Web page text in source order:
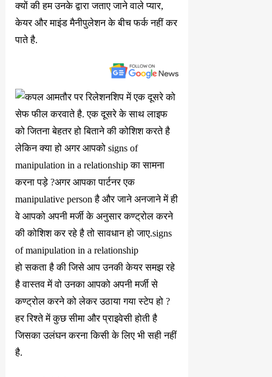
क्यों की हम उनके द्वारा जताए जाने वाले प्यार,
केयर और माइंड मैनीपुलेशन के बीच फर्क नहीं कर
पाते है.
हो सकता है की जिसे आप उनकी केयर समझ रहे
है वास्तव में वो उनका आपको अपनी मर्जी से
कण्ट्रोल करने को लेकर उठाया गया स्टेप हो ?
हर रिश्ते में कुछ सीमा और प्राइवेसी होती है
जिसका उलंघन करना किसी के लिए भी सही नहीं
है.